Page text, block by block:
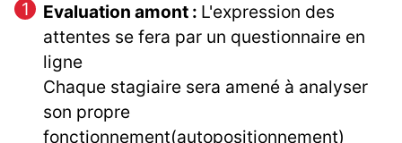
Evaluation amont : L'expression des
attentes se fera par un questionnaire en
ligne
Chaque stagiaire sera amené à analyser
son propre
fonctionnement(autopositionnement)